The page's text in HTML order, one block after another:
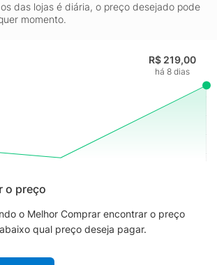
das lojas é diária, o preço desejado pode
momento.
R$ 219,00
há 8 dias
o preço
o Melhor Comprar encontrar o preço
qual preço deseja pagar.